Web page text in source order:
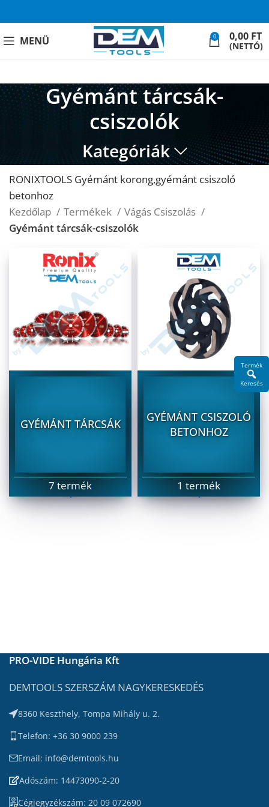
MENÜ 0 0,00 FT
(NETTÓ)
Gyémánt tárcsák-
csiszolók
Kategóriák
RONIXTOOLS Gyémánt korong,gyémánt csiszoló
betonhoz
Kezdőlap
Termékek
Vágás Csiszolás
Gyémánt tárcsák-csiszolók
GYÉMÁNT TÁRCSÁK
7 termék
GYÉMÁNT CSISZOLÓ
BETONHOZ
1 termék
PRO-VIDE Hungária Kft
DEMTOOLS SZERSZÁM NAGYKERESKEDÉS
8360 Keszthely, Tompa Mihály u. 2.
Telefon: +36 30 9000 239
Email: info@demtools.hu
Adószám: 14473090-2-20
Cégjegyzékszám: 20 09 072690
Termék
Keresés